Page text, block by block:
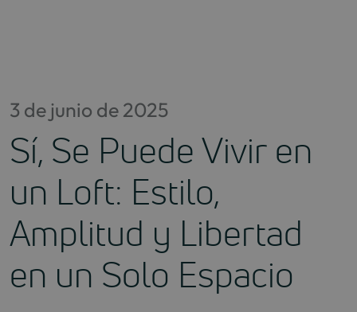
3 de junio de 2025
Sí, Se Puede Vivir en
un Loft: Estilo,
Amplitud y Libertad
en un Solo Espacio